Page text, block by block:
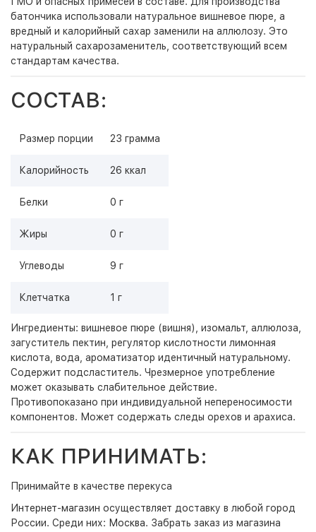
батончика использовали натуральное вишневое пюре, а
вредный и калорийный сахар заменили на аллюлозу. Это
натуральный сахарозаменитель, соответствующий всем
стандартам качества.
СОСТАВ:
Размер порции 23 грамма
Калорийность 26 ккал
Белки 0 г
Жиры 0 г
Углеводы 9 г
Клетчатка 1 г
Ингредиенты: вишневое пюре (вишня), изомальт, аллюлоза,
загуститель пектин, регулятор кислотности лимонная
кислота, вода, ароматизатор идентичный натуральному.
Содержит подсластитель. Чрезмерное употребление
может оказывать слабительное действие.
Противопоказано при индивидуальной непереносимости
компонентов. Может содержать следы орехов и арахиса.
КАК ПРИНИМАТЬ:
Принимайте в качестве перекуса
Интернет-магазин осуществляет доставку в любой город
России. Среди них: Москва. Забрать заказ из магазина